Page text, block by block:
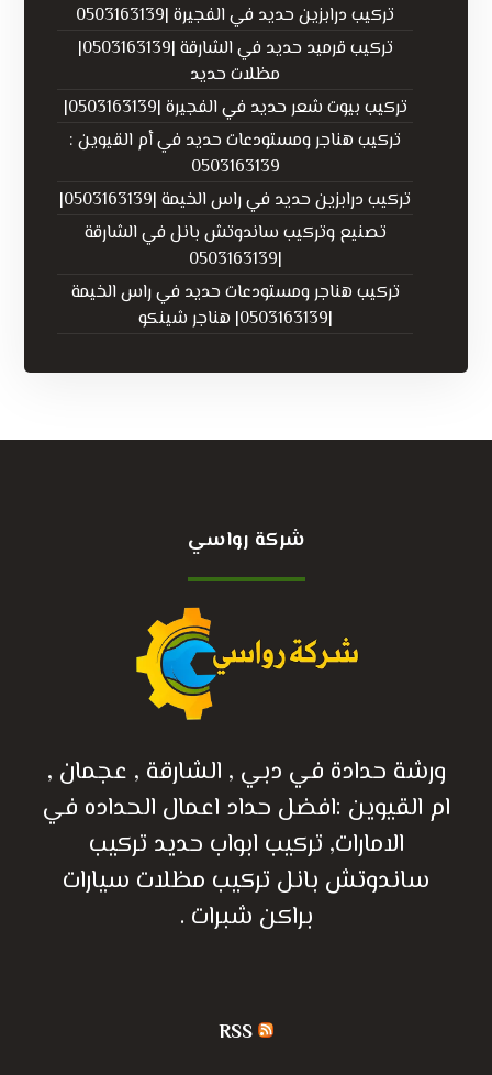
تركيب درابزين حديد في الفجيرة |0503163139
تركيب قرميد حديد في الشارقة |0503163139|
مظلات حديد
تركيب بيوت شعر حديد في الفجيرة |0503163139|
تركيب هناجر ومستودعات حديد في أم القيوين :
0503163139
تركيب درابزين حديد في راس الخيمة |0503163139|
تصنيع وتركيب ساندوتش بانل في الشارقة
|0503163139
تركيب هناجر ومستودعات حديد في راس الخيمة
|0503163139| هناجر شينكو
شركة رواسي
ورشة حدادة في دبي , الشارقة , عجمان ,
ام القيوين :افضل حداد اعمال الحداده في
الامارات, تركيب ابواب حديد تركيب
ساندوتش بانل تركيب مظلات سيارات
براكن شبرات .
RSS